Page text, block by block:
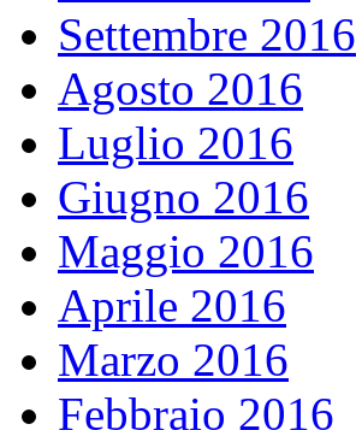
Settembre 2016
Agosto 2016
Luglio 2016
Giugno 2016
Maggio 2016
Aprile 2016
Marzo 2016
Febbraio 2016